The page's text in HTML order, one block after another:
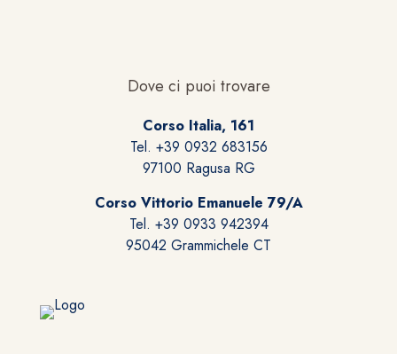
essere
scelte
nella
pagina
del
Dove ci puoi trovare
Corso Italia, 161
Tel. +39 0932 683156
97100 Ragusa RG
Corso Vittorio Emanuele 79/A
Tel. +39 0933 942394
95042 Grammichele CT